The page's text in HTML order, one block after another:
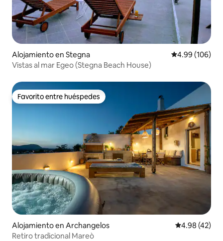
Alojamiento en Stegna Calificación
4.99 (106)
Vistas al mar Egeo (Stegna Beach House)
Favorito entre huéspedes
Favorito entre huéspedes
Alojamiento en Archangelos Calificación
4.98 (42)
Retiro tradicional Mareò